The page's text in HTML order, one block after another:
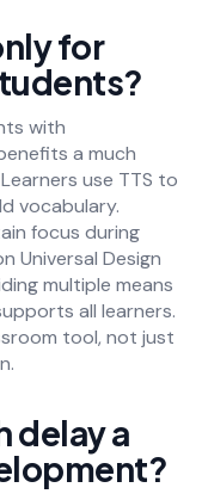
for
with
a much
use TTS to
vocabulary.
focus during
Universal Design
multiple means
all learners.
tool, not just
a